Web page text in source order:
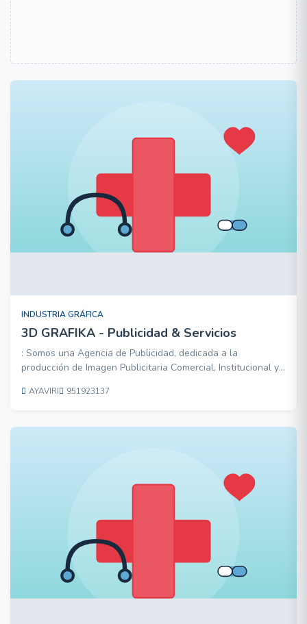
INDUSTRIA GRÁFICA
3D GRAFIKA - Publicidad & Servicios
: Somos una Agencia de Publicidad, dedicada a la
producción de Imagen Publicitaria Comercial, Institucional y
NUESTROS SERVICIOS: PUBLICIDAD EXTERIOR - INTERIOR
Bastidores
AYAVIRI 951923137